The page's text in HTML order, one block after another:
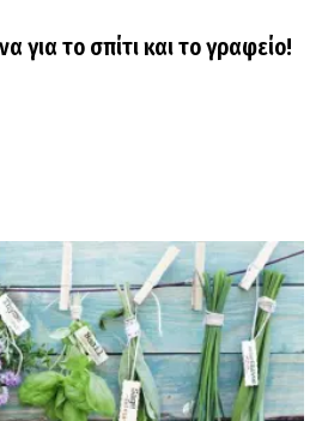
για το σπίτι και το γραφείο!